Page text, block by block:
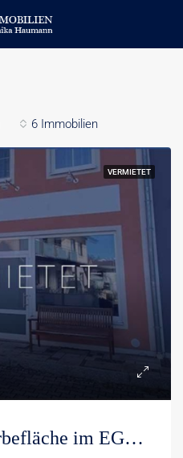
6 Immobilien
VERMIETET
Charmante Gewerbefläche im EG – für vielerlei Gewerbearten möglich